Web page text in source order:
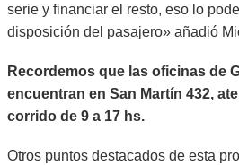
serie y financiar el resto, eso lo
disposición del pasajero» añadió
Recordemos que las oficinas de
encuentran en San Martín 432,
corrido de 9 a 17 hs.
Otros puntos destacados de esta